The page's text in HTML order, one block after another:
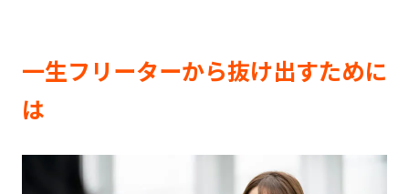
一生フリーターから抜け出すために
は